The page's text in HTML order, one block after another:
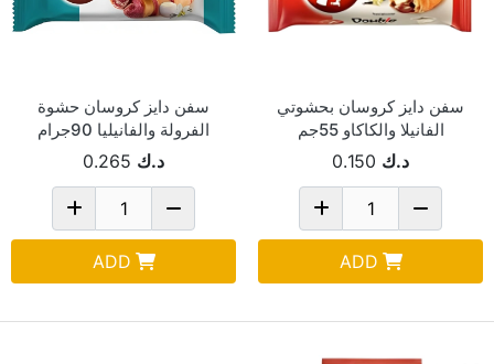
سفن دايز كروسان بحشوتي
الفانيلا والكاكاو 55جم
د.ك 0.150
ADD
سفن دايز كروسان حشوة
الفرولة والفانيليا 90جرام
د.ك 0.265
ADD